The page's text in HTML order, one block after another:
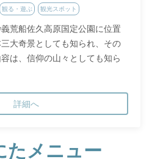
観る・遊ぶ 観光スポット
荒船佐久高原国定公園に位置
大奇景としても知られ、その
は、信仰の山々としても知ら
詳細へ
たメニュー